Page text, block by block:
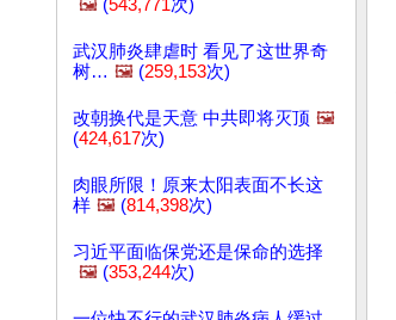
🖼️ (543,771次)
武汉肺炎肆虐时 看见了这世界奇
树… 🖼️ (259,153次)
改朝换代是天意 中共即将灭顶 🖼️
(424,617次)
肉眼所限！原来太阳表面不长这
样 🖼️ (814,398次)
习近平面临保党还是保命的选择
🖼️ (353,244次)